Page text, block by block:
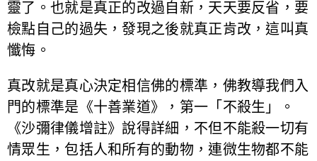
靈了。也就是真正的改過自新，天天要反省，要
檢點自己的過失，發現之後就真正肯改，這叫真
懺悔。
真改就是真心決定相信佛的標準，佛教導我們入
門的標準是《十善業道》，第一「不殺生」。
《沙彌律儀增註》說得詳細，不但不能殺一切有
情眾生，包括人和所有的動物，連微生物都不能